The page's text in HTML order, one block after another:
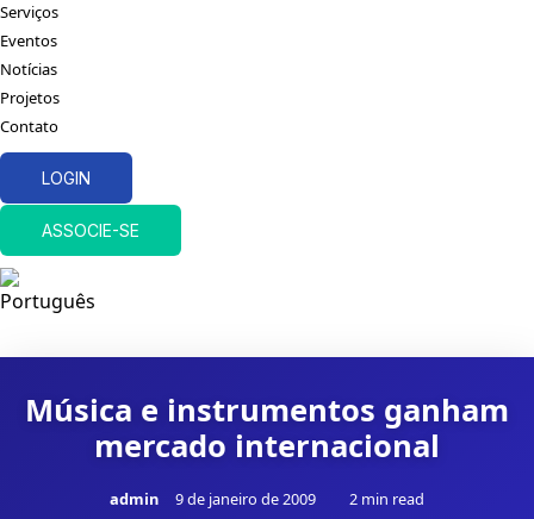
Serviços
Eventos
Notícias
Projetos
Contato
LOGIN
ASSOCIE-SE
Música e instrumentos ganham
mercado internacional
admin 9 de janeiro de 2009 2 min read